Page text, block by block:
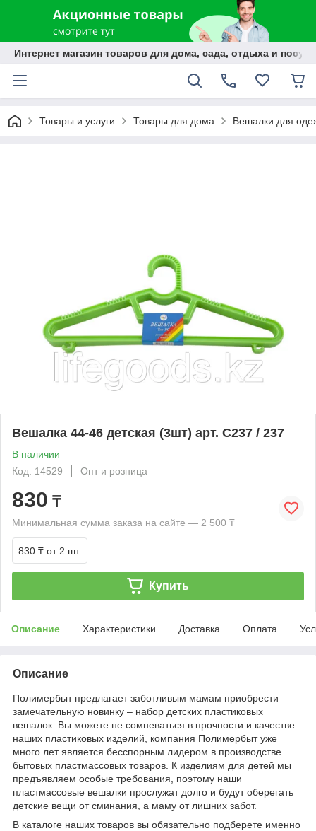
Интернет магазин товаров для дома, сада, отдыха и
Товары и услуги Товары для дома Вешалки для
Вешалка 44-46 детская (3шт) арт. С237 / 237
В наличии
Код: 14529
Опт и розница
830 ₸
Минимальная сумма заказа на сайте — 2 500 ₸
830 ₸ от 2 шт.
Купить
Описание Характеристики Доставка Оплата
Описание
Полимербыт предлагает заботливым мамам приобрести
замечательную новинку – набор детских пластиковых
вешалок. Вы можете не сомневаться в прочности и качестве
наших пластиковых изделий, компания Полимербыт уже
много лет является бесспорным лидером в производстве
бытовых пластмассовых товаров. К изделиям для детей мы
предъявляем особые требования, поэтому наши
пластмассовые вешалки прослужат долго и будут оберегать
детские вещи от сминания, а маму от лишних забот.
В каталоге наших товаров вы обязательно подберете именно